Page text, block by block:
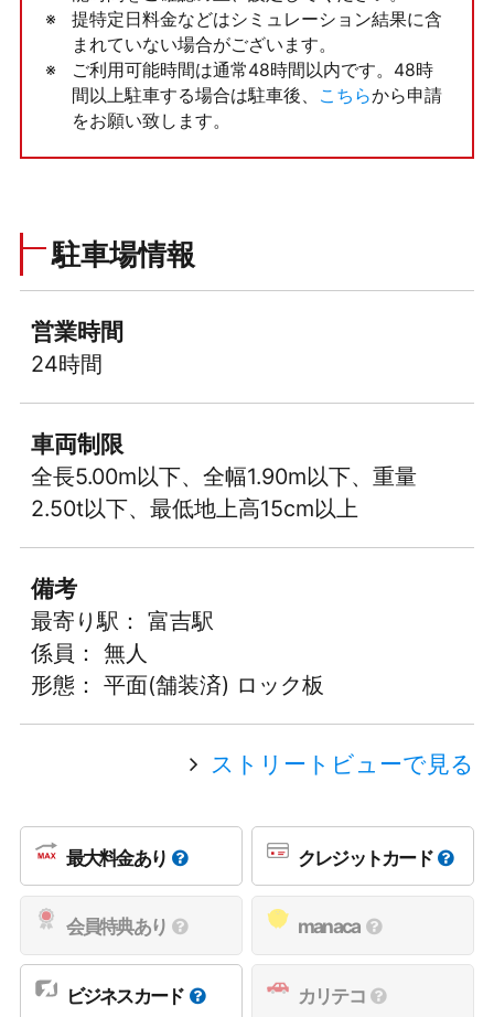
提特定日料金などはシミュレーション結果に含
まれていない場合がございます。
ご利用可能時間は通常48時間以内です。48時
間以上駐車する場合は駐車後、
こちらから申請
をお願い致します。
駐車場情報
営業時間
24時間
車両制限
全長5.00m以下、全幅1.90m以下、重量
2.50t以下、最低地上高15cm以上
備考
最寄り駅： 富吉駅
係員： 無人
形態： 平面(舗装済) ロック板
ストリートビューで見る
最大料金あり クレジットカード
会員特典あり manaca
ビジネスカード カリテコ